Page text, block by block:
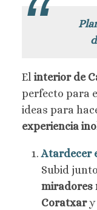
El interior de
perfecto para
ideas para
experiencia
Atardecer
Subid
miradores
Coratxary